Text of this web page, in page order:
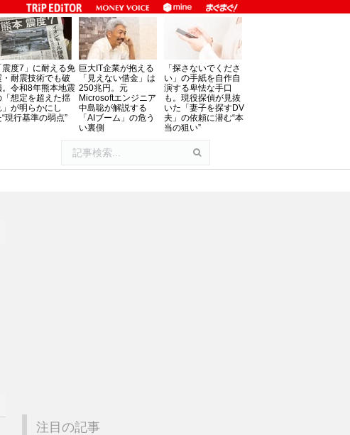
震度7」に耐える免
・耐震技術でも破
。令和8年熊本地震
「想定を超えた揺
」が明らかにし
“現行基準の弱点”
巨大IT企業が抱える
「見えない借金」は
250兆円。元
Microsoftエンジニア
中島聡が解説する
「AIブーム」の危う
い裏側
「探さないでくださ
い」の手紙を自作自
演する卑怯な手口
も。現役探偵が見抜
いた「妻子を探すDV
夫」の依頼に潜む“本
当の狙い”
注目の記事